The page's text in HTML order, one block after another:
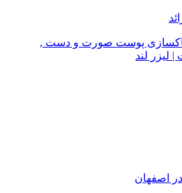
پوست صورت و دست ,
لیزر لند
اصفهان